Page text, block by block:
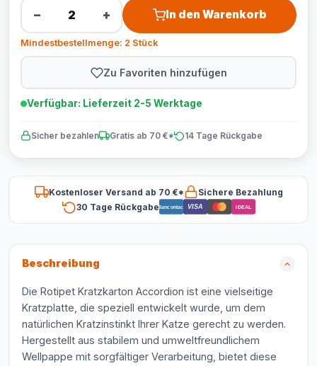
− + In den Warenkorb
Mindestbestellmenge: 2 Stück
Zu Favoriten hinzufügen
Verfügbar: Lieferzeit 2-5 Werktage
Sicher bezahlen Gratis ab 70 €* 14 Tage Rückgabe
Kostenloser Versand ab 70 €*
Sichere Bezahlung
30 Tage RückgabeBancontact VISA iDEAL
Beschreibung
Die Rotipet Kratzkarton Accordion ist eine vielseitige
Kratzplatte, die speziell entwickelt wurde, um dem
natürlichen Kratzinstinkt Ihrer Katze gerecht zu werden.
Hergestellt aus stabilem und umweltfreundlichem
Wellpappe mit sorgfältiger Verarbeitung, bietet diese